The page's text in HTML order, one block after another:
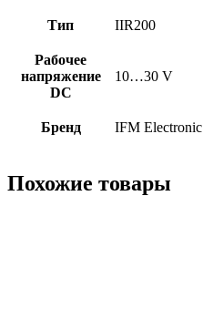
Тип IIR200
Рабочее
напряжение
DC
10…30 V
Бренд IFM Electronic
Похожие товары